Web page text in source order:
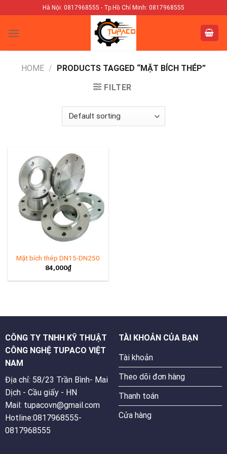
to
content
Hà Nội: 0817968555 - Tp.Hồ Chí Minh: 0817968555
HOME / PRODUCTS TAGGED “MẶT BÍCH THÉP”
FILTER
Mặt bích thép DN15-DN250
84,000₫
CÔNG TY TNHH KỸ THUẬT
CÔNG NGHỆ TUPACO VIỆT
NAM
Địa chỉ: 58/23 Trần Bình- Mai
Dịch - Cầu giấy - HN
Mail: tupacovn@gmail.com
Hotline:0817968555-
0817968555
TÀI KHOẢN CỦA BẠN
Tài khoản
Theo dõi đơn hàng
Thanh toán
Cửa hàng